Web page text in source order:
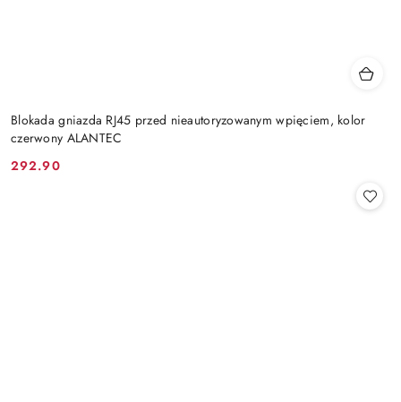
Blokada gniazda RJ45 przed nieautoryzowanym wpięciem, kolor
czerwony ALANTEC
Cena:
292.90